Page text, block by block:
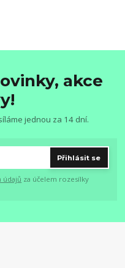
akce
jednou za 14 dní.
Přihlásit se
údajů za účelem rozesílky